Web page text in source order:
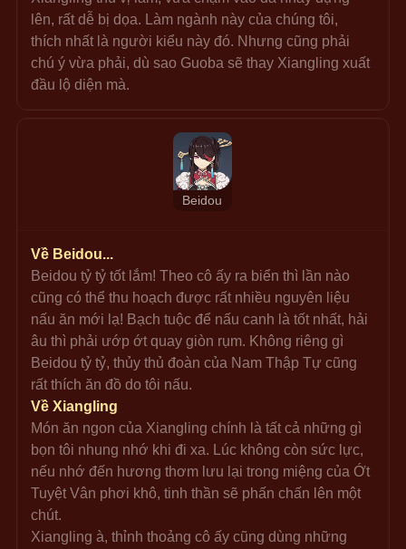
lên, rất dễ bị dọa. Làm ngành này của chúng tôi,
thích nhất là người kiểu này đó. Nhưng cũng phải
chú ý vừa phải, dù sao Guoba sẽ thay Xiangling xuất
đầu lộ diện mà.
Beidou
Về Beidou...
Beidou tỷ tỷ tốt lắm! Theo cô ấy ra biển thì lần nào
cũng có thể thu hoạch được rất nhiều nguyên liệu
nấu ăn mới lạ! Bạch tuộc để nấu canh là tốt nhất, hải
âu thì phải ướp ớt quay giòn rụm. Không riêng gì
Beidou tỷ tỷ, thủy thủ đoàn của Nam Thập Tự cũng
rất thích ăn đồ do tôi nấu.
Về Xiangling
Món ăn ngon của Xiangling chính là tất cả những gì
bọn tôi nhung nhớ khi đi xa. Lúc không còn sức lực,
nếu nhớ đến hương thơm lưu lại trong miệng của Ớt
Tuyệt Vân phơi khô, tinh thần sẽ phấn chấn lên một
chút.
Xiangling à, thỉnh thoảng cô ấy cũng dùng những